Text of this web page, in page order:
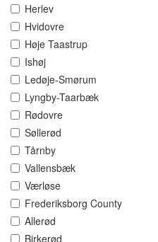
Herlev
Hvidovre
Høje Taastrup
Ishøj
Ledøje-Smørum
Lyngby-Taarbæk
Rødovre
Søllerød
Tårnby
Vallensbæk
Værløse
Frederiksborg County
Allerød
Birkerød